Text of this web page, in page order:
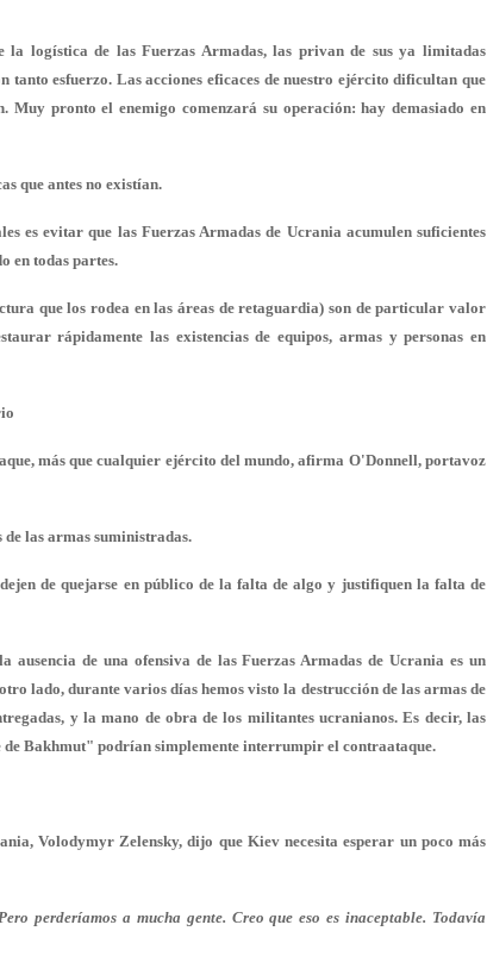
la logística de las Fuerzas Armadas, las privan de sus ya limitadas
tanto esfuerzo. Las acciones eficaces de nuestro ejército dificultan que
pronto el enemigo comenzará su operación: hay demasiado en
que antes no existían.
es evitar que las Fuerzas Armadas de Ucrania acumulen suficientes
en todas partes.
que los rodea en las áreas de retaguardia) son de particular valor
rápidamente las existencias de equipos, armas y personas en
más que cualquier ejército del mundo, afirma O'Donnell, portavoz
de las armas suministradas.
de quejarse en público de la falta de algo y justifiquen la falta de
ausencia de una ofensiva de las Fuerzas Armadas de Ucrania es un
lado, durante varios días hemos visto la destrucción de las armas de
y la mano de obra de los militantes ucranianos. Es decir, las
Bakhmut" podrían simplemente interrumpir el contraataque.
Volodymyr Zelensky, dijo que Kiev necesita esperar un poco más
perderíamos a mucha gente. Creo que eso es inaceptable. Todavía